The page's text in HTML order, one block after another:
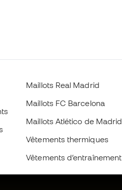
Maillots Real Madrid
Maillots FC Barcelona
Maillots Atlético de Madrid
Vêtements thermiques
Vêtements d’entraînement